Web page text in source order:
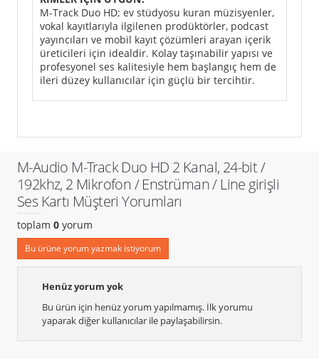
M-Track Duo HD; ev stüdyosu kuran müzisyenler,
vokal kayıtlarıyla ilgilenen prodüktörler, podcast
yayıncıları ve mobil kayıt çözümleri arayan içerik
üreticileri için idealdir. Kolay taşınabilir yapısı ve
profesyonel ses kalitesiyle hem başlangıç hem de
ileri düzey kullanıcılar için güçlü bir tercihtir.
M-Audio M-Track Duo HD 2 Kanal, 24-bit /
192khz, 2 Mikrofon / Enstrüman / Line girişli
Ses Kartı Müşteri Yorumları
toplam 0 yorum
Bu ürüne yorum yazmak istiyorum
Henüz yorum yok
Bu ürün için henüz yorum yapılmamış. İlk yorumu
yaparak diğer kullanıcılar ile paylaşabilirsin.